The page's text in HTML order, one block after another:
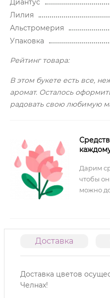
Диантус
Лилия
Альстромерия
Упаковка
Рейтинг товара:
В этом букете есть все,
аромат. Осталось
радовать свою любимую
Дарим
чтобы
можно
Доставка
Доставка цветов
Челнах!